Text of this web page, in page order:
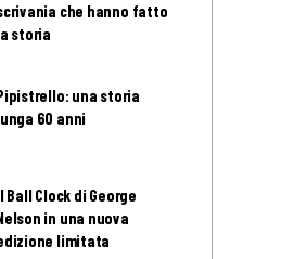
che hanno fatto
storia
una storia
60 anni
Ball Clock di George
in una nuova
limitata